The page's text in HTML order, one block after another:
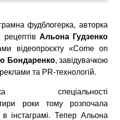
фудблогерка, авторка
рецептів Альона Гудзенко
відеопроєкту «Come on
Бондаренко, завідувачкою
та PR-технологій.
спеціальності
роки тому розпочала
інстаграмі. Тепер Альона